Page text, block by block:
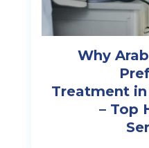
Why
Treatment
– Top